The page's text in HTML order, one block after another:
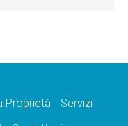
Proprietà
Servizi